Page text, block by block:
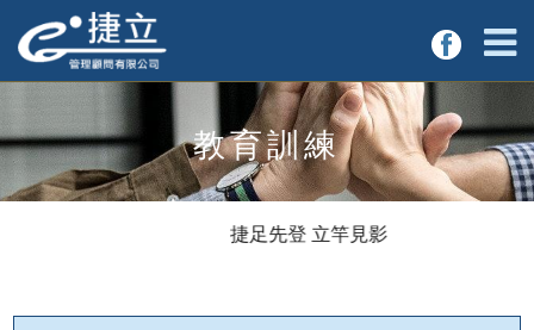
教育訓練
捷足先登 立竿見影 數位